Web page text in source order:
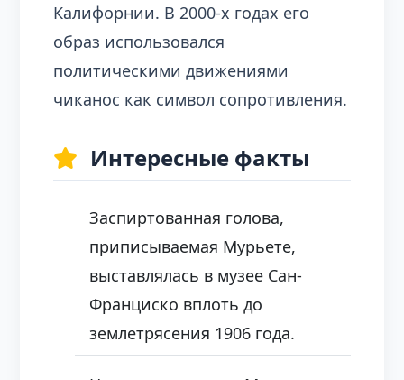
Калифорнии. В 2000-х годах его
образ использовался
политическими движениями
чиканос как символ сопротивления.
Интересные факты
Заспиртованная голова,
приписываемая Мурьете,
выставлялась в музее Сан-
Франциско вплоть до
землетрясения 1906 года.